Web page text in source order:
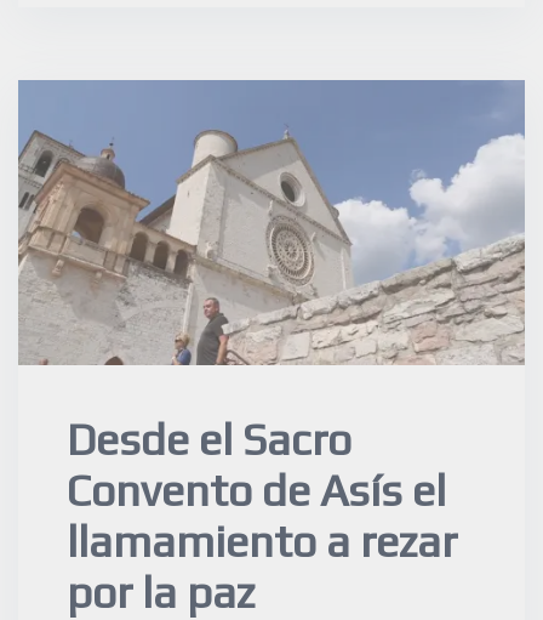
Desde el Sacro
Convento de Asís el
llamamiento a rezar
por la paz